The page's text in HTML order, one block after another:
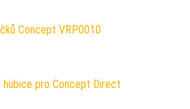
Concept VRP0010
hubice pro Concept Direct